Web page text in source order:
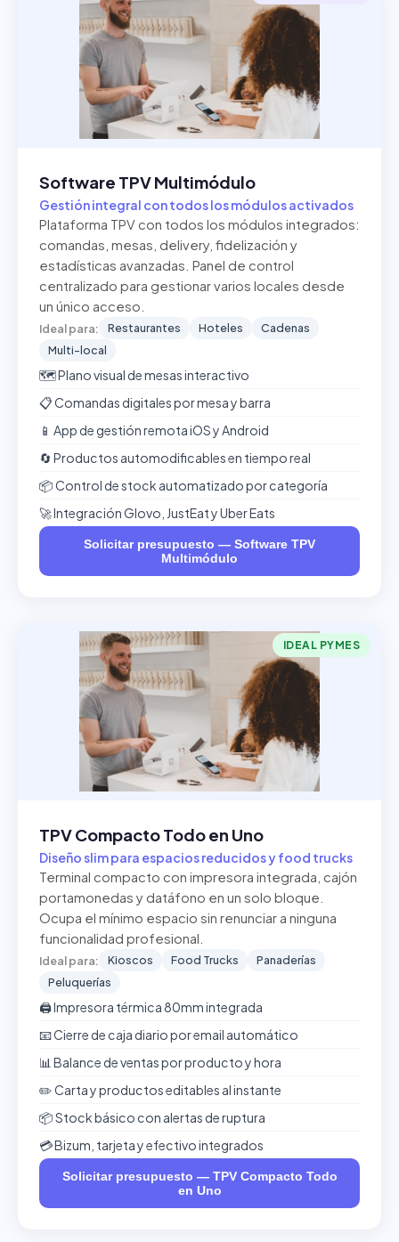
Software TPV Multimódulo
Gestión integral con todos los módulos activados
Plataforma TPV con todos los módulos integrados:
comandas, mesas, delivery, fidelización y
estadísticas avanzadas. Panel de control
centralizado para gestionar varios locales desde
un único acceso.
Ideal para: Restaurantes Hoteles
Cadenas
Multi-local
🗺️ Plano visual de mesas interactivo
📋 Comandas digitales por mesa y barra
📱 App de gestión remota iOS y Android
🔄 Productos automodificables en tiempo real
📦 Control de stock automatizado por categoría
🚀 Integración Glovo, JustEat y Uber Eats
Solicitar presupuesto — Software TPV
Multimódulo
IDEAL PYMES
TPV Compacto Todo en Uno
Diseño slim para espacios reducidos y food trucks
Terminal compacto con impresora integrada, cajón
portamonedas y datáfono en un solo bloque.
Ocupa el mínimo espacio sin renunciar a ninguna
funcionalidad profesional.
Ideal para: Kioscos Food Trucks
Panaderías
Peluquerías
🖨️ Impresora térmica 80mm integrada
📧 Cierre de caja diario por email automático
📊 Balance de ventas por producto y hora
✏️ Carta y productos editables al instante
📦 Stock básico con alertas de ruptura
💳 Bizum, tarjeta y efectivo integrados
Solicitar presupuesto — TPV Compacto Todo
en Uno